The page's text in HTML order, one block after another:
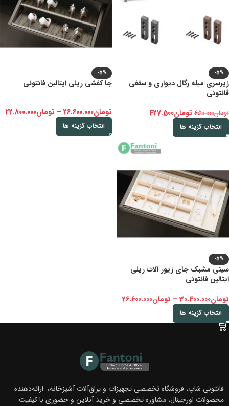
-5%
زیرسری میله رگال دیواری و سقفی
فانتونی
تومان450.000 تومان427.500
انتخاب گزینه ها
-5%
جا کفشی ریلی ایتالین فانتونی
تومان26.600.000
– تومان22.800.000
انتخاب گزینه ها
-5%
سینی مشبک جای زیور آلات ریلی
ایتالین فانتونی
تومان30.400.000
– تومان26.600.000
انتخاب گزینه ها
فانتونی شاپ، فروشگاه تخصصی تجهیزات و یراق‌آلات آشپزخانه، ارائه‌دهنده
محصولات اورجینال، مشاوره تخصصی و خرید آنلاین و حضوری با کیفیت